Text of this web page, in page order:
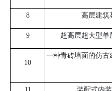
8 高层建筑
9 超高层超大型单
10
一种青砖墙面的仿古